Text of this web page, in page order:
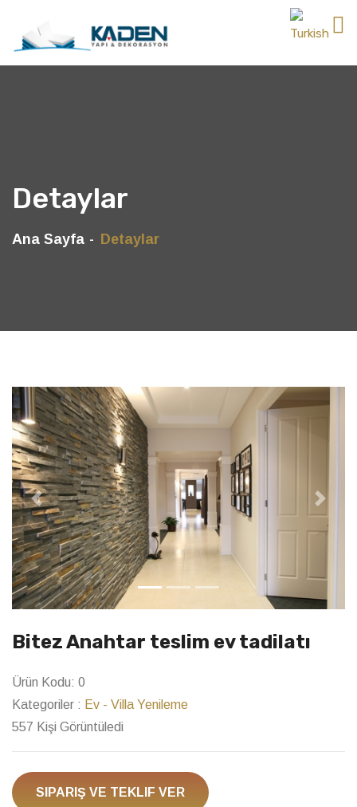
Detaylar
Ana Sayfa Detaylar
Previous Next
Bitez Anahtar teslim ev tadilatı
Ürün Kodu: 0
Kategoriler : Ev - Villa Yenileme
557 Kişi Görüntüledi
SIPARIŞ VE TEKLIF VER